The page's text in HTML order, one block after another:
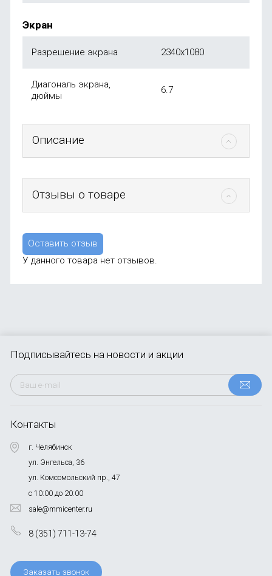
Экран
Разрешение экрана 2340x1080
Диагональ экрана,
дюймы
6.7
Описание
Отзывы о товаре
Оставить отзыв
У данного товара нет отзывов.
Контакты
г. Челябинск
ул. Энгельса, 36
ул. Комсомольский пр., 47
с 10:00 до 20:00
sale@mmicenter.ru
8 (351) 711-13-74
Заказать звонок
Подписывайтесь на новости и акции